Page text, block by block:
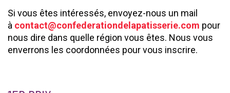
Si vous êtes intéressés, envoyez-nous un mail
à contact@confederationdelapatisserie.com pour
nous dire dans quelle région vous êtes. Nous vous
enverrons les coordonnées pour vous inscrire.